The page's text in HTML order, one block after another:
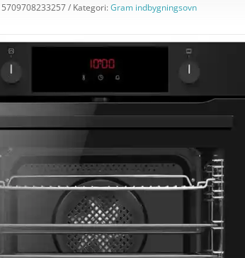
5709708233257 Kategori:Gram indbygningsovn